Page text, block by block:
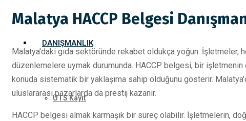
DANIŞMANLIK
ÜTS Kayıt
Malatya HACCP Belgesi
Malatya'daki gıda sektöründe rekabet oldukça yoğun. İşletmeler,
düzenlemelere uymak durumunda. HACCP belgesi, bir işletmenin
konuda sistematik bir yaklaşıma sahip olduğunu gösterir.
uluslararası pazarlarda da prestij kazanır.
HACCP belgesi almak karmaşık bir süreç olabilir. İşletmelerin,